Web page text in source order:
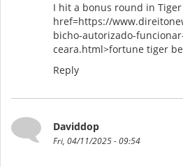
I hit a bonus round in
href=https://
bicho-autorizado-
ceara.html>fortune tiger
Reply
Daviddop
Fri, 04/11/2025 - 09:54